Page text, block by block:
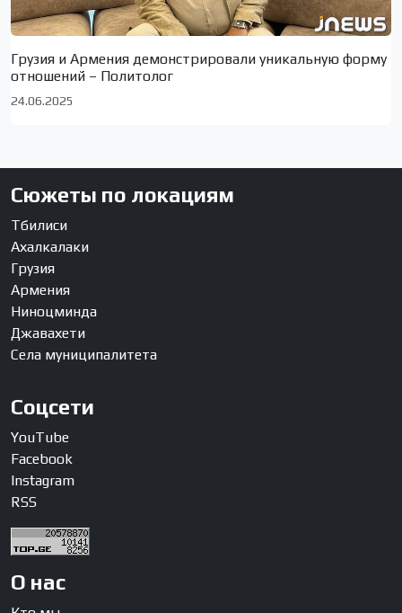
Грузия и Армения демонстрировали уникальную форму
отношений – Политолог
24.06.2025
Сюжеты по локациям
Тбилиси
Ахалкалаки
Грузия
Армения
Ниноцминда
Джавахети
Села муниципалитета
Соцсети
YouTube
Facebook
Instagram
RSS
О нас